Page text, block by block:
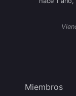
Miembros